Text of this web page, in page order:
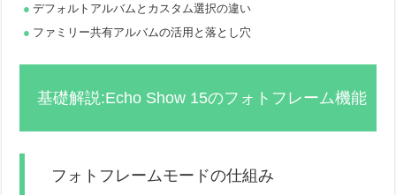
デフォルトアルバムとカスタム選択の違い
ファミリー共有アルバムの活用と落とし穴
基礎解説:Echo Show 15のフォトフレーム機能
フォトフレームモードの仕組み